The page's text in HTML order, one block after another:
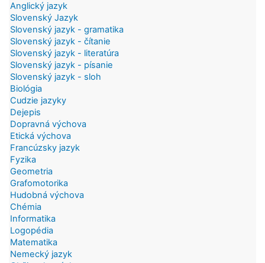
Anglický jazyk
Slovenský Jazyk
Slovenský jazyk - gramatika
Slovenský jazyk - čítanie
Slovenský jazyk - literatúra
Slovenský jazyk - písanie
Slovenský jazyk - sloh
Biológia
Cudzie jazyky
Dejepis
Dopravná výchova
Etická výchova
Francúzsky jazyk
Fyzika
Geometria
Grafomotorika
Hudobná výchova
Chémia
Informatika
Logopédia
Matematika
Nemecký jazyk